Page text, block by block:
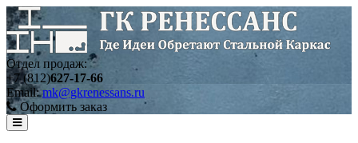
Отдел продаж:
+7 (812)627-17-66
Email:mk@gkrenessans.ru
Оформить заказ